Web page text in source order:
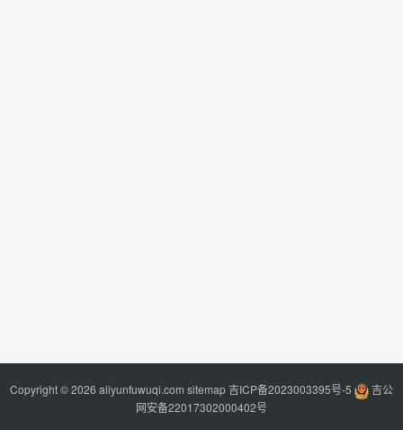
Copyright © 2026 aliyunfuwuqi.com sitemap吉ICP备2023003395号-5
吉公
网安备22017302000402号